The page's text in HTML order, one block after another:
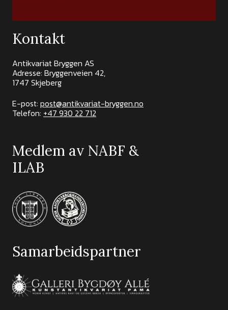
Kontakt
Antikvariat Bryggen AS
Adresse: Bryggenveien 42,
1747 Skjeberg
E-post: post@antikvariat-bryggen.no
Telefon: +47 930 22 712
Medlem av NABF &
ILAB
Samarbeidspartner